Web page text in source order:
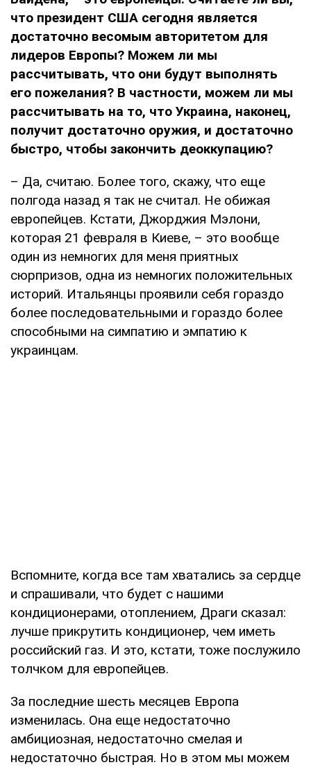
что президент США сегодня является
достаточно весомым авторитетом для
лидеров Европы? Можем ли мы
рассчитывать, что они будут выполнять
его пожелания? В частности, можем ли мы
рассчитывать на то, что Украина, наконец,
получит достаточно оружия, и достаточно
быстро, чтобы закончить деоккупацию?
– Да, считаю. Более того, скажу, что еще
полгода назад я так не считал. Не обижая
европейцев. Кстати, Джорджия Мэлони,
которая 21 февраля в Киеве, – это вообще
один из немногих для меня приятных
сюрпризов, одна из немногих положительных
историй. Итальянцы проявили себя гораздо
более последовательными и гораздо более
способными на симпатию и эмпатию к
украинцам.
Вспомните, когда все там хватались за сердце
и спрашивали, что будет с нашими
кондиционерами, отоплением, Драги сказал:
лучше прикрутить кондиционер, чем иметь
российский газ. И это, кстати, тоже послужило
толчком для европейцев.
За последние шесть месяцев Европа
изменилась. Она еще недостаточно
амбициозная, недостаточно смелая и
недостаточно быстрая. Но в этом мы можем